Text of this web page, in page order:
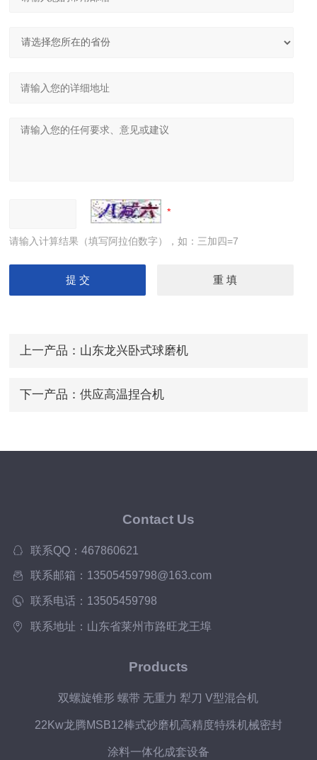
请输入计算结果（填写阿拉伯数字），如：三加四=7
上一产品： 山东龙兴卧式球磨机
下一产品： 供应高温捏合机
Contact Us
联系QQ：467860621
联系邮箱：13505459798@163.com
联系电话：13505459798
联系地址：山东省莱州市路旺龙王埠
Products
双螺旋锥形 螺带 无重力 犁刀 V型混合机
22Kw龙腾MSB12棒式砂磨机高精度特殊机械密封
涂料一体化成套设备